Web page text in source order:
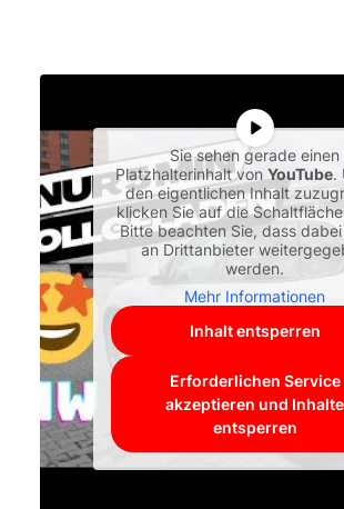
Sie sehen gerade einen
Platzhalterinhalt vonYouTube.
den eigentlichen Inhalt
klicken Sie auf die
Bitte beachten Sie, dass
an Drittanbieter
werden.
Mehr Informationen
Inhalt entsperren
Erforderlichen Service
akzeptieren und Inhalte
entsperren